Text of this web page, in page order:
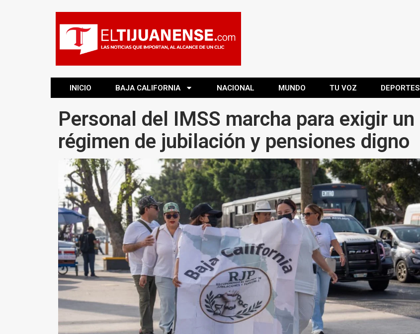
INICIO BAJA CALIFORNIA NACIONAL MUNDO TU VOZ DEPORTES
Personal del IMSS marcha para exigir un
régimen de jubilación y pensiones digno